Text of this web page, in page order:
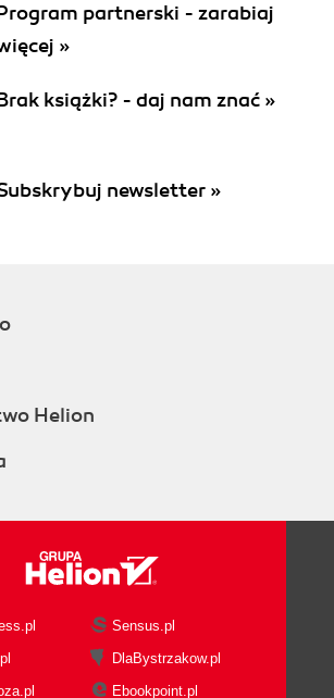
partnerski - zarabiaj
»
książki? - daj nam znać »
newsletter »
Helion
Sensus.pl
DlaBystrzakow.pl
Ebookpoint.pl